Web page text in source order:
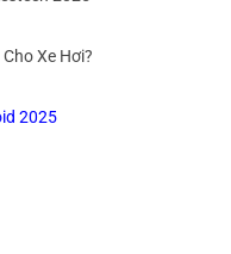
Xe Hơi?
2025